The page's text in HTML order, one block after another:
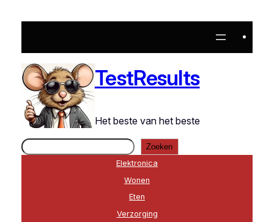
TestResults
Het beste van het beste
Zoeken
Zoeken
Elektronica
Wonen
Eten
Verzorging